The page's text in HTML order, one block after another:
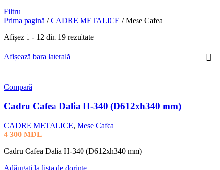
Filtru
Prima pagină / CADRE METALICE / Mese Cafea
Afișez 1 - 12 din 19 rezultate
Afișează bara laterală
Compară
Cadru Cafea Dalia H-340 (D612xh340 mm)
CADRE METALICE, Mese Cafea
4 300 MDL
Cadru Cafea Dalia H-340 (D612xh340 mm)
Adăugați la lista de dorințe